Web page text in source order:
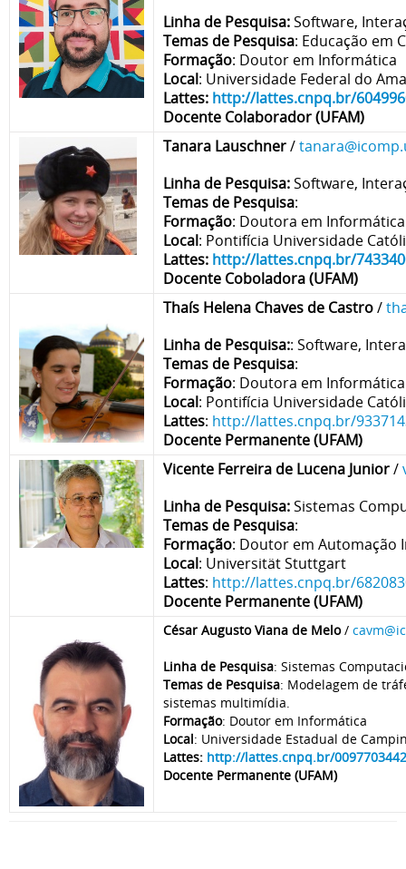
Linha de Pesquisa:Software,
Temas de Pesquisa: Educação em
Formação: Doutor em Informática
Local: Universidade Federal do
Lattes: http://lattes.cnpq.br/
Docente Colaborador (UFAM)
Tanara Lauschner/
Linha de Pesquisa:Software,
Temas de Pesquisa:
Formação: Doutora em Informática
Local: Pontifícia Universidade
Lattes: http://lattes.cnpq.br/
Docente Coboladora (UFAM)
Thaís Helena Chaves de Castro/
Linha de Pesquisa:: Software,
Temas de Pesquisa:
Formação: Doutora em Informática
Local: Pontifícia Universidade
Lattes: http://lattes.cnpq.br/
Docente Permanente (UFAM)
Vicente Ferreira de Lucena Junior/
Linha de Pesquisa:Sistemas
Temas de Pesquisa:
Formação: Doutor em Automação
Local: Universität Stuttgart
Lattes: http://lattes.cnpq.br/
Docente Permanente (UFAM)
César Augusto Viana de Melo/
Linha de Pesquisa: Sistemas
Temas de Pesquisa: Modelagem de
sistemas multimídia.
Formação: Doutor em Informática
Local: Universidade Estadual de
Lattes: http://lattes.cnpq.br/
Docente Permanente (UFAM)